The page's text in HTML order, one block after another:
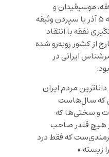
موسیقیدان و
نوازنده برجسته تنبک، ظهر شنبه ۵ آذر با سپردن وثیقه
نفقه با انتقاد
از کشور روبه‌رو شده
ایرانی در
مردم ایران
که سال‌هاست
و سختی‌ها که
هیچ قلدر صاحب
که فقط درد
زیسته.»